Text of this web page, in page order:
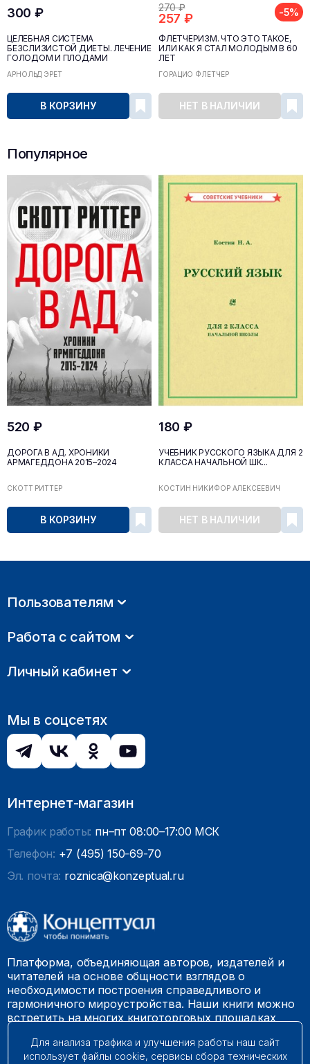
300 ₽
ЦЕЛЕБНАЯ СИСТЕМА
БЕЗСЛИЗИСТОЙ ДИЕТЫ. ЛЕЧЕНИЕ
ГОЛОДОМ И ПЛОДАМИ
АРНОЛЬД ЭРЕТ
В КОРЗИНУ
270 ₽
257 ₽ -5%
ФЛЕТЧЕРИЗМ. ЧТО ЭТО ТАКОЕ,
ИЛИ КАК Я СТАЛ МОЛОДЫМ В 60
ЛЕТ
ГОРАЦИО ФЛЕТЧЕР
НЕТ В НАЛИЧИИ
Популярное
520 ₽
ДОРОГА В АД. ХРОНИКИ
АРМАГЕДДОНА 2015–2024
СКОТТ РИТТЕР
В КОРЗИНУ
180 ₽
УЧЕБНИК РУССКОГО ЯЗЫКА ДЛЯ 2
КЛАССА НАЧАЛЬНОЙ ШК...
КОСТИН НИКИФОР АЛЕКСЕЕВИЧ
НЕТ В НАЛИЧИИ
Пользователям
Работа с сайтом
Личный кабинет
Мы в соцсетях
Интернет-магазин
График работы: пн–пт 08:00–17:00 МСК
Телефон: +7 (495) 150-69-70
Эл. почта: roznica@konzeptual.ru
Платформа, объединяющая авторов, издателей и
читателей на основе общности взглядов о
необходимости построения справедливого и
гармоничного мироустройства. Наши книги можно
встретить на многих книготорговых площадках
© 2009 – 2026. Все права защищены.
Для анализа трафика и улучшения работы наш сайт
использует файлы cookie, сервисы сбора технических